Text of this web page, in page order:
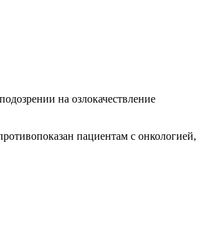
на озлокачествление
пациентам с онкологией,